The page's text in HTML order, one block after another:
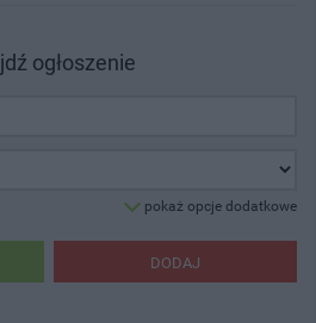
ogłoszenie
pokaż opcje dodatkowe
DODAJ